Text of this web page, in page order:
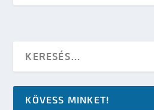
KÖVESS MINKET!